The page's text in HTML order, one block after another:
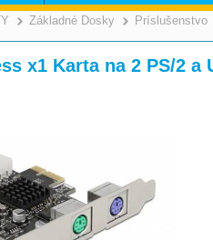
>
Základné Dosky Príslušenstvo
x1 Karta na 2 PS/2